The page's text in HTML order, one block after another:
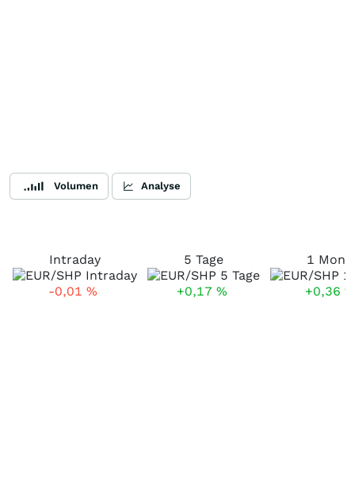
Volumen Analyse
Intraday
-0,01 %
5 Tage
+0,17 %
1
+0,36 %